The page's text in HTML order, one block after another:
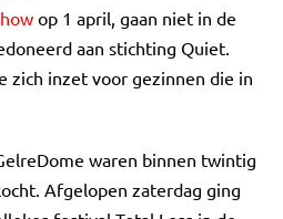
op 1 april, gaan niet in de
aan stichting Quiet.
zich inzet voor gezinnen die in
waren binnen twintig
Afgelopen zaterdag ging